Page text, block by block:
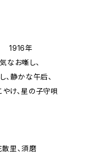
1916年
なお噺し、
、静かな午后、
け、星の子守唄
散里、須磨